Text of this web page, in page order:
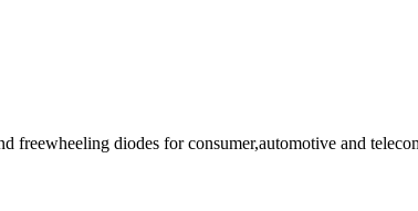
freewheeling diodes for consumer,automotive and